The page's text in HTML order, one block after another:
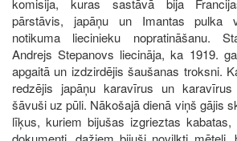
pārstāvis, japāņu un Imantas pulka
notikuma liecinieku nopratināšanu.
Andrejs Stepanovs liecināja, ka 1919.
apgaitā un izdzirdējis šaušanas troksni.
redzējis japāņu karavīrus un
šāvuši uz pūli. Nākošajā dienā viņš gājis
līķus, kuriem bijušas izgrieztas kabatas,